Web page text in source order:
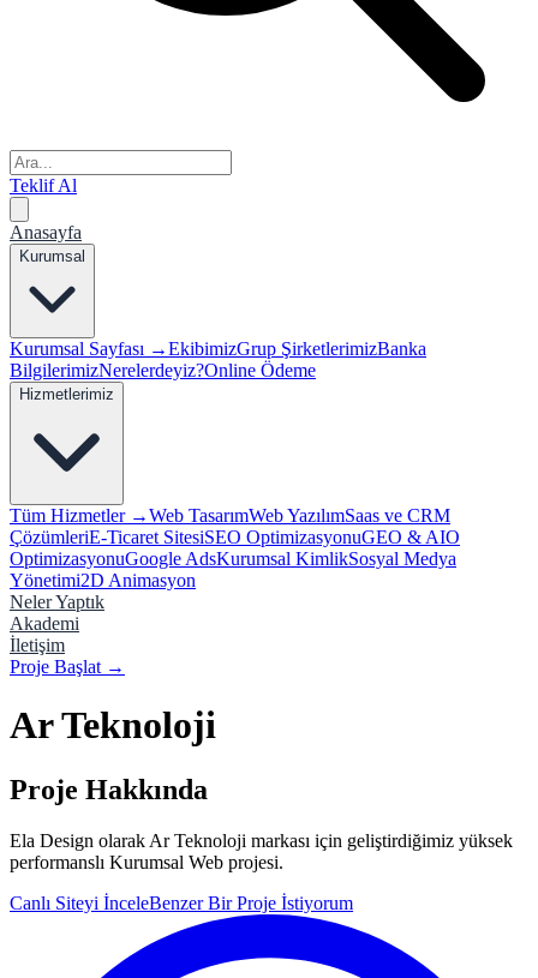
Teklif Al
Anasayfa
Kurumsal
Kurumsal Sayfası →EkibimizGrup ŞirketlerimizBanka
BilgilerimizNerelerdeyiz?Online Ödeme
Hizmetlerimiz
Tüm Hizmetler →Web TasarımWeb YazılımSaas ve CRM
ÇözümleriE-Ticaret SitesiSEO OptimizasyonuGEO & AIO
OptimizasyonuGoogle AdsKurumsal KimlikSosyal Medya
Yönetimi2D Animasyon
Neler Yaptık
Akademi
İletişim
Proje Başlat →
Ar Teknoloji
Proje Hakkında
Ela Design olarak Ar Teknoloji markası için geliştirdiğimiz yüksek
performanslı Kurumsal Web projesi.
Canlı Siteyi İnceleBenzer Bir Proje İstiyorum